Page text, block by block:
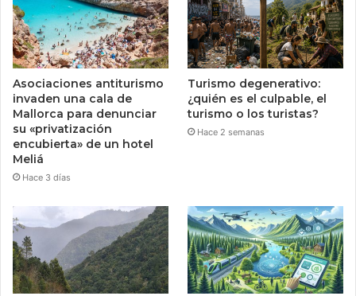
Asociaciones antiturismo
invaden una cala de
Mallorca para denunciar
su «privatización
encubierta» de un hotel
Meliá
Hace 3 días
Turismo degenerativo:
¿quién es el culpable, el
turismo o los turistas?
Hace 2 semanas